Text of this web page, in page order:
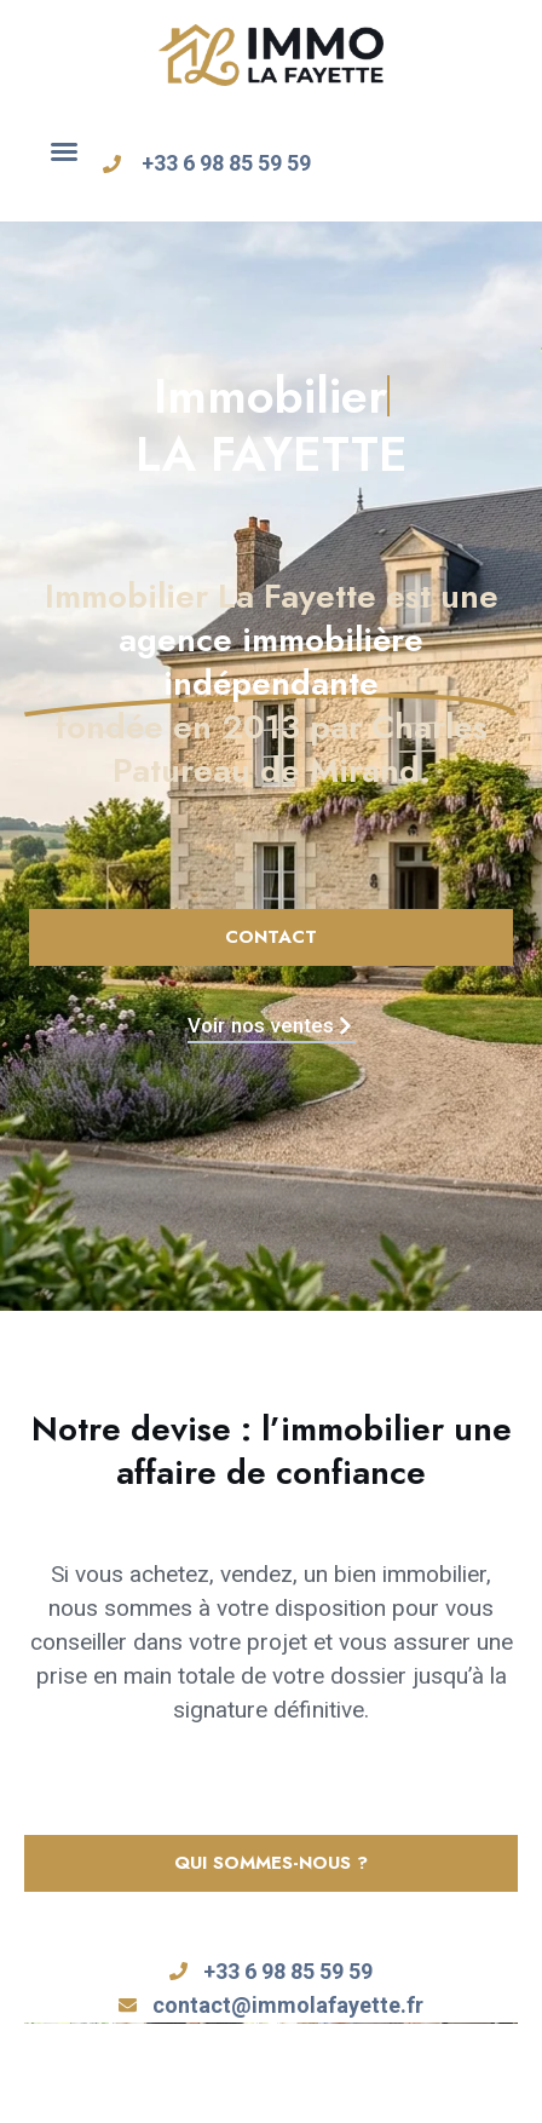
+33 6 98 85 59 59
Immobilier
LA FAYETTE
Immobilier La Fayette est une
agence immobilière
indépendante
fondée en 2013 par Charles
Patureau de Mirand.
CONTACT
Voir nos ventes
Notre devise : l’immobilier une
affaire de confiance
Si vous achetez, vendez, un bien immobilier,
nous sommes à votre disposition pour vous
conseiller dans votre projet et vous assurer une
prise en main totale de votre dossier jusqu’à la
signature définitive.
QUI SOMMES-NOUS ?
+33 6 98 85 59 59
contact@immolafayette.fr